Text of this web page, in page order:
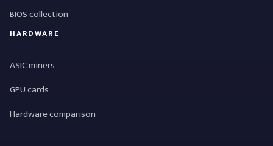
BIOS collection
HARDWARE
ASIC miners
GPU cards
Hardware comparison